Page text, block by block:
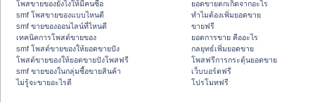
โพสขายของยังไงให้มีคนซื้อ
smf โพสขายของแบบไหนดี
smf ขายของออนไลน์ที่ไหนดี
เทคนิคการโพสต์ขายของ
smf โพสต์ขายของให้ยอดขายปัง
โพสต์ขายของให้ยอดขายปังโพสฟรี
smf ขายของในกลุ่มซื้อขายสินค้า
ไม่รู้จะขายอะไรดี
ยอดขายตกเกิดจากอะไร
ทำไมต้องเพิ่มยอดขาย
ขายฟรี
ยอดการขาย คืออะไร
กลยุทธ์เพิ่มยอดขาย
โพสฟรีการกระตุ้นยอดขาย
เว็บบอร์ดฟรี
โปรโมทฟรี